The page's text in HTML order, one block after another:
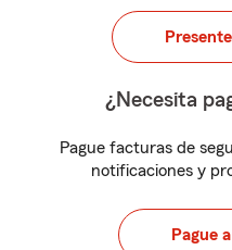
¿Necesita
Pague facturas de
notificaciones y
Pague